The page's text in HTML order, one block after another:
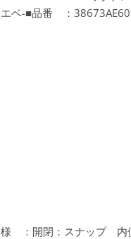
エベ-■品番 ：
様 ：開閉：スナップ 内